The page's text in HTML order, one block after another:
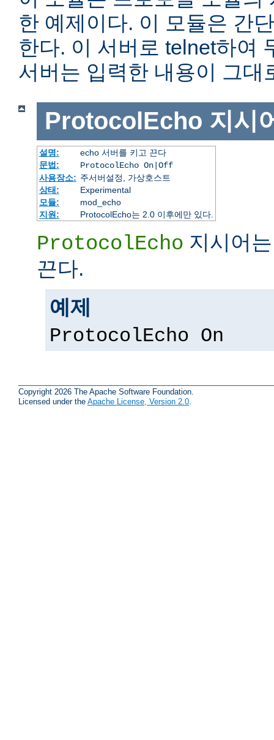
한 예제이다. 이 모듈은 간
한다. 이 서버로 telnet하여
서버는 입력한 내용이 그대
ProtocolEcho 지시
설명:
echo 서버를 키고 끈다
문법:
ProtocolEcho On|Off
사용장소: 주서버설정, 가상호스트
상태:
Experimental
모듈:
mod_echo
지원:
ProtocolEcho는 2.0 이후에만 있다.
ProtocolEcho 지시어
끈다.
예제
ProtocolEcho On
Copyright 2026 The Apache Software Foundation.
Licensed under the Apache License, Version 2.0.